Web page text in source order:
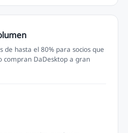
de hasta el 80% para socios que
compran DaDesktop a gran